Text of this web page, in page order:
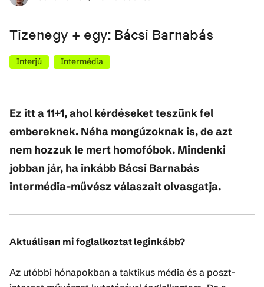
Tizenegy + egy: Bácsi Barnabás
Interjú Intermédia
Ez itt a 11+1, ahol kérdéseket teszünk fel
embereknek. Néha mongúzoknak is, de azt
nem hozzuk le mert homofóbok. Mindenki
jobban jár, ha inkább Bácsi Barnabás
intermédia-művész válaszait olvasgatja.
Aktuálisan mi foglalkoztat leginkább?
Az utóbbi hónapokban a taktikus média és a poszt-